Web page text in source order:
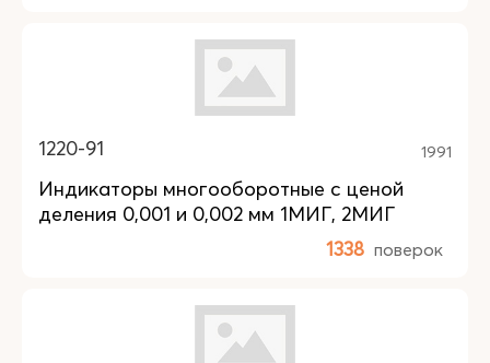
1220-91 1991
Индикаторы многооборотные с ценой
деления 0,001 и 0,002 мм 1МИГ, 2МИГ
1338 поверок